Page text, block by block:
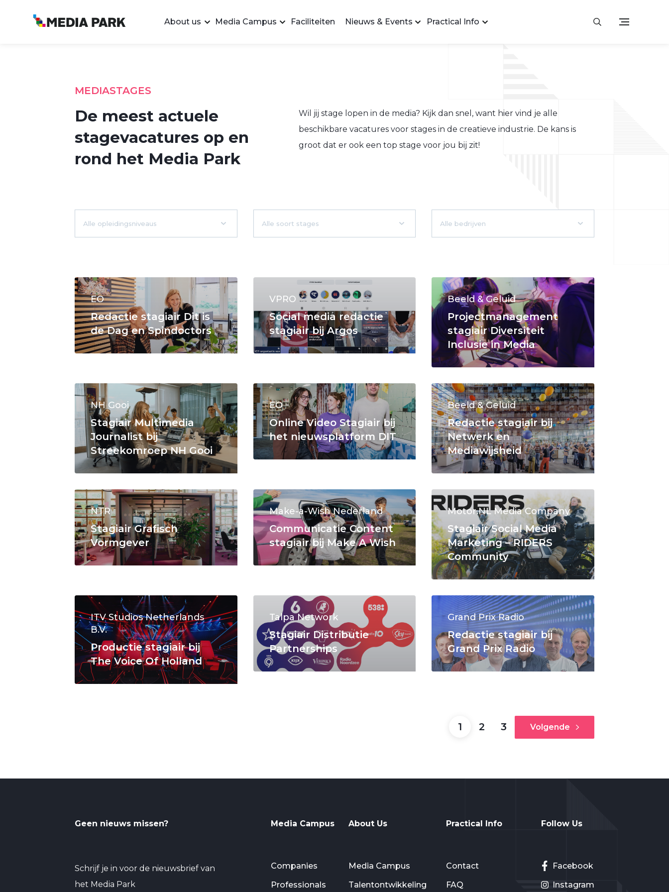
About us Media Campus Faciliteiten Nieuws & Events Practical Info
MEDIASTAGES
De meest actuele
stagevacatures op en
rond het Media Park
Wil jij stage lopen in de media? Kijk dan snel, want hier vind je alle
beschikbare vacatures voor stages in de creatieve industrie. De kans is
groot dat er ook een top stage voor jou bij zit!
EO
Redactie stagiair Dit is
de Dag en Spindoctors
VPRO
Social media redactie
stagiair bij Argos
Beeld & Geluid
Projectmanagement
stagiair Diversiteit
Inclusie in Media
NH Gooi
Stagiair Multimedia
Journalist bij
Streekomroep NH Gooi
EO
Online Video Stagiair bij
het nieuwsplatform DIT
Beeld & Geluid
Redactie stagiair bij
Netwerk en
Mediawijsheid
NTR
Stagiair Grafisch
Vormgever
Make-a-Wish Nederland
Communicatie Content
stagiair bij Make A Wish
Motor.NL Media Company
Stagiair Social Media
Marketing – RIDERS
Community
ITV Studios Netherlands
B.V.
Productie stagiair bij
The Voice Of Holland
Talpa Network
Stagiair Distributie
Partnerships
Grand Prix Radio
Redactie stagiair bij
Grand Prix Radio
1 2 3 Volgende
Geen nieuws missen?
Schrijf je in voor de nieuwsbrief van
het Media Park
Media Campus
Companies
Professionals
About Us
Media Campus
Talentontwikkeling
Practical Info
Contact
FAQ
Follow Us
Facebook
Instagram